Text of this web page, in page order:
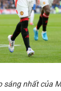
sáng nhất của